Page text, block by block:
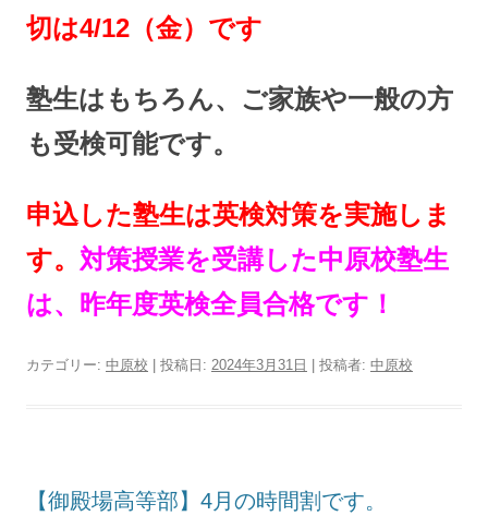
切は4/12（金）です
塾生はもちろん、ご家族や一般の方
も受検可能です。
申込した塾生は英検対策を実施しま
す。 対策授業を受講した中原校塾生
は、昨年度英検全員合格です！
カテゴリー: 中原校 | 投稿日: 2024年3月31日 投稿者: 中原校
【御殿場高等部】4月の時間割です。